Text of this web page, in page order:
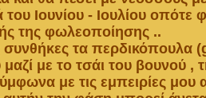
του Ιουνίου - Ιουλίου οπότε
της φωλεοποίησης ..
συνθήκες τα περδικόπουλα
μαζί με το τσάι του βουνού
με τις εμπειρίες μου